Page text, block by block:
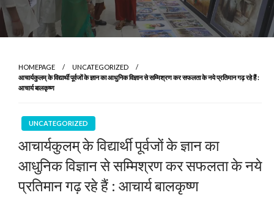
HOMEPAGE
UNCATEGORIZED
आचार्यकुलम् के विद्यार्थी पूर्वजों के ज्ञान का आधुनिक विज्ञान से सम्मिश्रण कर सफलता के नये प्रतिमान गढ़ रहे हैं :
आचार्य बालकृष्ण
UNCATEGORIZED
आचार्यकुलम् के विद्यार्थी पूर्वजों के ज्ञान का
आधुनिक विज्ञान से सम्मिश्रण कर सफलता के नये
प्रतिमान गढ़ रहे हैं : आचार्य बालकृष्ण